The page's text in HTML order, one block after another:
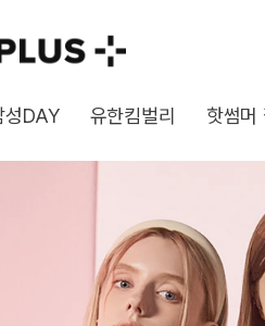
성DAY 유한킴벌리 핫썸머